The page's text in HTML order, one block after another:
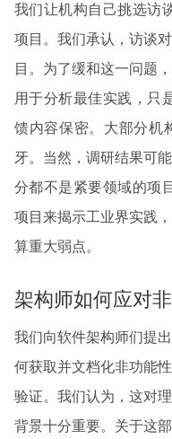
我们让机构自己挑选访
项目。我们承认，访谈
目。为了缓和这一问题
用于分析最佳实践，只
馈内容保密。大部分机
牙。当然，调研结果可
分都不是紧要领域的项
项目来揭示工业界实践
算重大弱点。
架构师如何应对
我们向软件架构师们提
何获取并文档化非功能
验证。我们认为，这对
背景十分重要。关于这